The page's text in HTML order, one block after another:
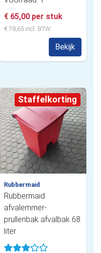
€ 65,00 per stuk
€ 78,65 incl. BTW
Bekijk
Staffelkorting
Rubbermaid
Rubbermaid
afvalemmer-
prullenbak afvalbak 68
liter